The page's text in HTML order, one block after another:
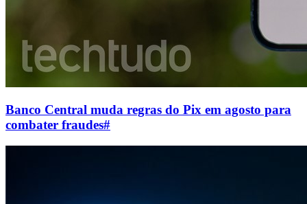
Banco Central muda regras do Pix em agosto para
combater fraudes#